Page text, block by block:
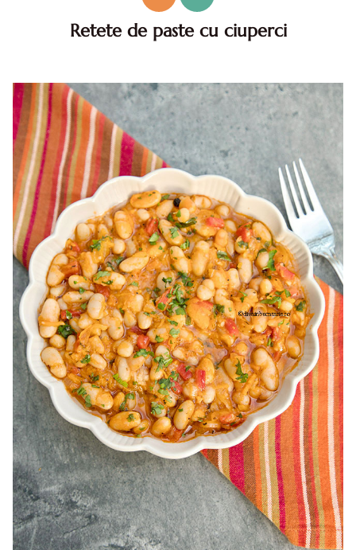
Retete de paste cu ciuperci
cu ciuperci diva. idei retete paste cu ciuperci